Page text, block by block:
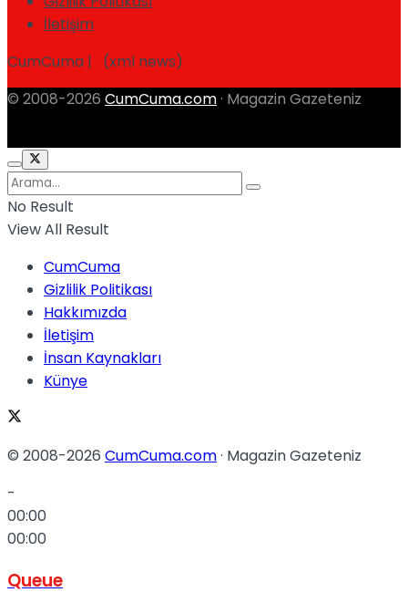
İletişim
CumCuma | (xml news)
© 2008-2026 CumCuma.com · Magazin Gazeteniz
No Result
View All Result
CumCuma
Gizlilik Politikası
Hakkımızda
İletişim
İnsan Kaynakları
Künye
© 2008-2026 CumCuma.com· Magazin Gazeteniz
-
00:00
00:00
Queue